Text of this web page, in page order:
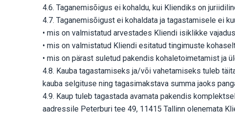
4.6. Taganemisõigus ei kohaldu, kui Kliendiks on
4.7. Taganemisõigust ei kohaldata ja tagastamisele ei
• mis on valmistatud arvestades Kliendi isiklikke
• mis on valmistatud Kliendi esitatud tingimuste
• mis on pärast suletud pakendis kohaletoimetamist
4.8. Kauba tagastamiseks ja/või vahetamiseks tuleb
kauba selgituse ning tagasimakstava summa jaoks
4.9. Kaup tuleb tagastada avamata pakendis
aadressile Peterburi tee 49, 11415 Tallinn olenemata